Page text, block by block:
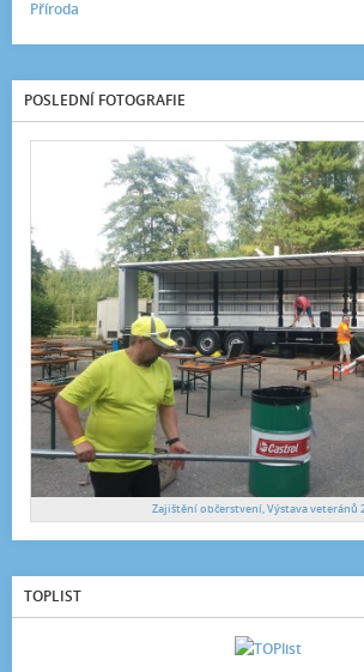
Příroda
POSLEDNÍ FOTOGRAFIE
Zajištění občerstvení, Výstava veteránů
TOPLIST